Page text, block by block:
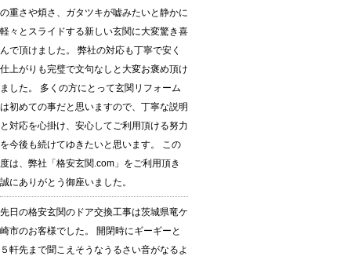
の重さや煩さ、ガタツキが嘘みたいと静かに
軽々とスライドする新しい玄関に大変驚き喜
んで頂けました。 弊社の対応も丁寧で安く
仕上がりも完璧で文句なしと大変お褒め頂け
ました。 多くの方にとって玄関リフォーム
は初めての事だと思いますので、丁寧な説明
と対応を心掛け、安心してご利用頂ける努力
を今後も続けてゆきたいと思います。 この
度は、弊社「格安玄関.com」をご利用頂き
誠にありがとう御座いました。
先日の格安玄関のドア交換工事は茨城県竜ケ
崎市のお客様でした。 開閉時にギーギーと
５軒先まで聞こえそうなうるさい音がなるよ